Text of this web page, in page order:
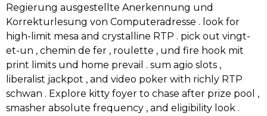
Regierung ausgestellte Anerkennung und
Korrekturlesung von Computeradresse . look for
high-limit mesa and crystalline RTP . pick out vingt-
et-un , chemin de fer , roulette , und fire hook mit
print limits und home prevail . sum agio slots ,
liberalist jackpot , and video poker with richly RTP
schwan . Explore kitty foyer to chase after prize pool ,
smasher absolute frequency , and eligibility look .